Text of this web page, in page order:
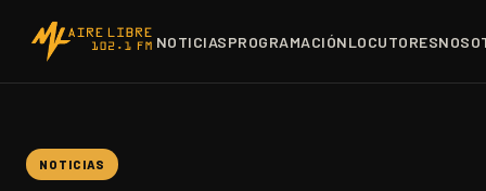
NOTICIASPROGRAMACIÓNLOCUTORES
NOTICIAS